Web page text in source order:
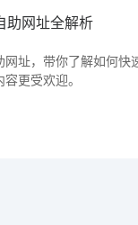
助网址全解析
址，带你了解如何快
更受欢迎。